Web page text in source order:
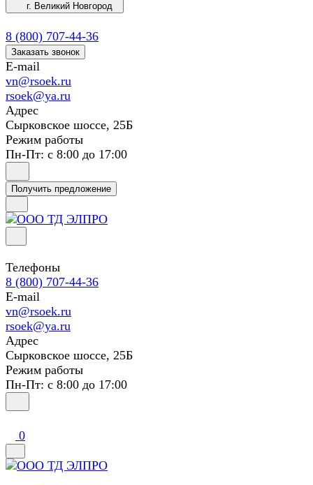
г. Великий Новгород
8 (800) 707-44-36
Заказать звонок
E-mail
vn@rsoek.ru
rsoek@ya.ru
Адрес
Сырковское шоссе, 25Б
Режим работы
Пн-Пт: с 8:00 до 17:00
Получить предложение
Телефоны
8 (800) 707-44-36
E-mail
vn@rsoek.ru
rsoek@ya.ru
Адрес
Сырковское шоссе, 25Б
Режим работы
Пн-Пт: с 8:00 до 17:00
0